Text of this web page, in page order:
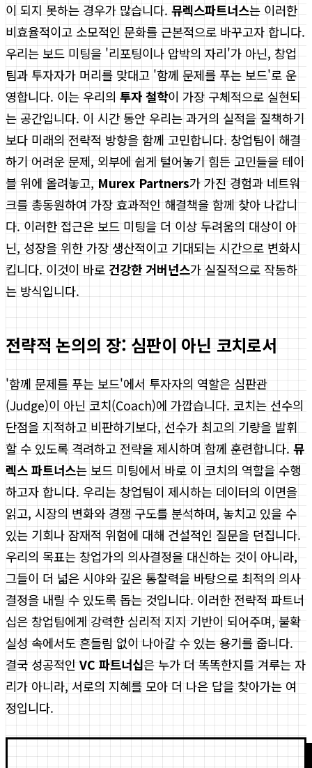
이 되지 못하는 경우가 많습니다. 뮤렉스파트너스는 이러한
비효율적이고 소모적인 문화를 근본적으로 바꾸고자 합니다.
우리는 보드 미팅을 '리포팅이나 압박의 자리'가 아닌, 창업
팀과 투자자가 머리를 맞대고 '함께 문제를 푸는 보드'로 운
영합니다. 이는 우리의 투자 철학이 가장 구체적으로 실현되
는 공간입니다. 이 시간 동안 우리는 과거의 실적을 질책하기
보다 미래의 전략적 방향을 함께 고민합니다. 창업팀이 해결
하기 어려운 문제, 외부에 쉽게 털어놓기 힘든 고민들을 테이
블 위에 올려놓고, Murex Partners가 가진 경험과 네트워
크를 총동원하여 가장 효과적인 해결책을 함께 찾아 나갑니
다. 이러한 접근은 보드 미팅을 더 이상 두려움의 대상이 아
닌, 성장을 위한 가장 생산적이고 기대되는 시간으로 변화시
킵니다. 이것이 바로 건강한 거버넌스가 실질적으로 작동하
는 방식입니다.
전략적 논의의 장: 심판이 아닌 코치로서
'함께 문제를 푸는 보드'에서 투자자의 역할은 심판관
(Judge)이 아닌 코치(Coach)에 가깝습니다. 코치는 선수의
단점을 지적하고 비판하기보다, 선수가 최고의 기량을 발휘
할 수 있도록 격려하고 전략을 제시하며 함께 훈련합니다. 뮤
렉스 파트너스는 보드 미팅에서 바로 이 코치의 역할을 수행
하고자 합니다. 우리는 창업팀이 제시하는 데이터의 이면을
읽고, 시장의 변화와 경쟁 구도를 분석하며, 놓치고 있을 수
있는 기회나 잠재적 위험에 대해 건설적인 질문을 던집니다.
우리의 목표는 창업가의 의사결정을 대신하는 것이 아니라,
그들이 더 넓은 시야와 깊은 통찰력을 바탕으로 최적의 의사
결정을 내릴 수 있도록 돕는 것입니다. 이러한 전략적 파트너
십은 창업팀에게 강력한 심리적 지지 기반이 되어주며, 불확
실성 속에서도 흔들림 없이 나아갈 수 있는 용기를 줍니다.
결국 성공적인 VC 파트너십은 누가 더 똑똑한지를 겨루는 자
리가 아니라, 서로의 지혜를 모아 더 나은 답을 찾아가는 여
정입니다.